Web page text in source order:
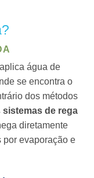
água de
se encontra o
dos métodos
sistemas de rega
diretamente
por evaporação e